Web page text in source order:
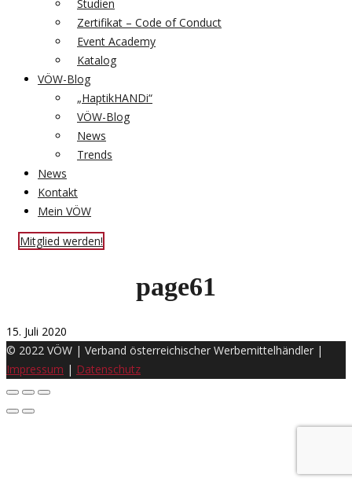
Studien
Zertifikat – Code of Conduct
Event Academy
Katalog
VÖW-Blog
„HaptikHANDi“
VÖW-Blog
News
Trends
News
Kontakt
Mein VÖW
Mitglied werden!
page61
15. Juli 2020
© 2022 VÖW | Verband österreichischer Werbemittelhändler |
Impressum | Datenschutz